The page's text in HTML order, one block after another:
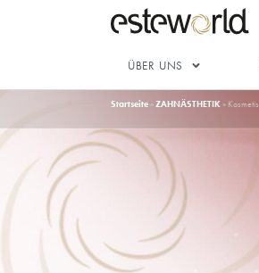
Startseite»